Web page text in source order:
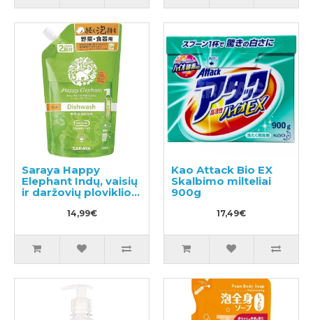
Saraya Happy
Elephant Indų, vaisių
ir daržovių ploviklio
užpildas 500ml
14,99€
Kao Attack Bio EX
Skalbimo milteliai
900g
17,49€